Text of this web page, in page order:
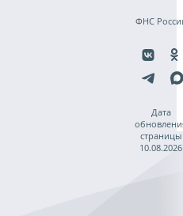
ФНС
Дата
страницы
10.08.2026